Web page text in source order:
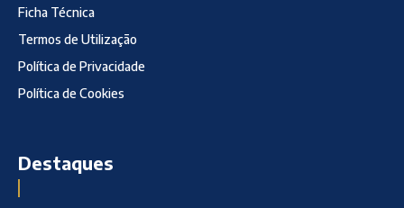
Ficha Técnica
Termos de Utilização
Política de Privacidade
Política de Cookies
Destaques